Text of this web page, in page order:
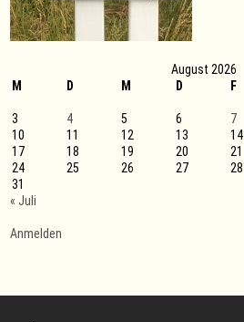
August 2026
M
D M D F
3
4 5 6 7
10
11 12 13 14
17
18 19 20 21
24
25 26 27 28
31
« Juli
Anmelden